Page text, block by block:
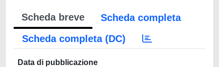
Scheda breve
Scheda completa
Scheda completa (DC)
Data di pubblicazione